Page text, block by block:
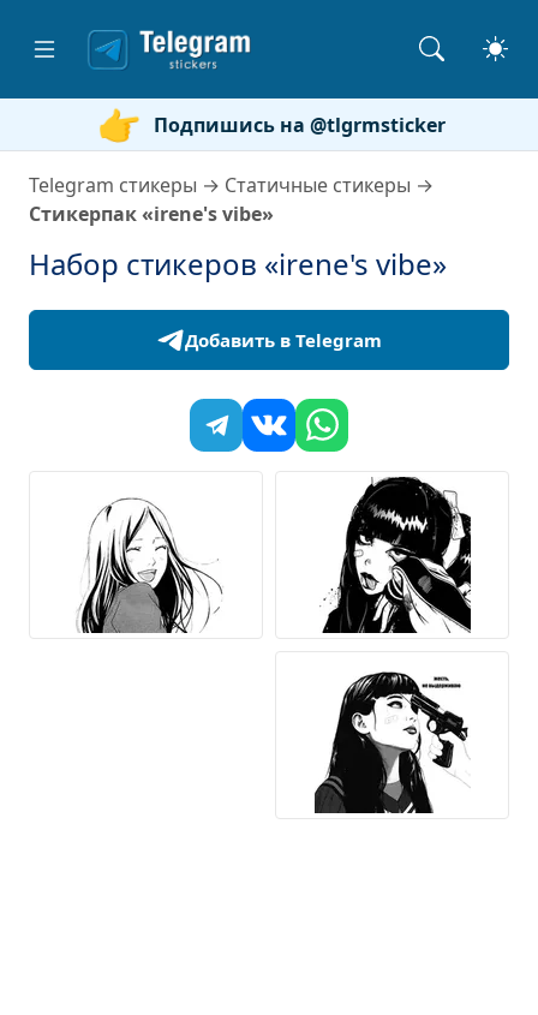
Подпишись на @tlgrmsticker
Telegram стикеры → Статичные стикеры →
Стикерпак «irene's vibe»
Набор стикеров «irene's vibe»
Добавить в Telegram